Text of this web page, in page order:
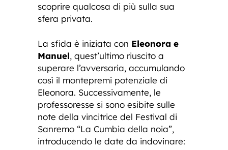
scoprire qualcosa di più sulla sua
sfera privata.
La sfida è iniziata con Eleonora e
Manuel, quest’ultimo riuscito a
superare l’avversaria, accumulando
così il montepremi potenziale di
Eleonora. Successivamente, le
professoresse si sono esibite sulle
note della vincitrice del Festival di
Sanremo “La Cumbia della noia”,
introducendo le date da indovinare: